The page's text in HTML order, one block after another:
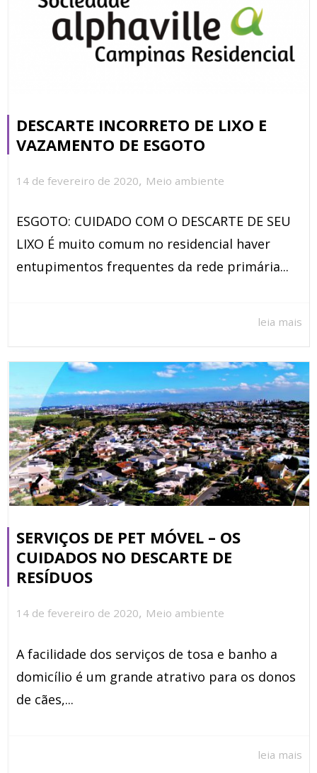
DESCARTE INCORRETO DE LIXO E
VAZAMENTO DE ESGOTO
14 de fevereiro de 2020, Meio ambiente
ESGOTO: CUIDADO COM O DESCARTE DE SEU
LIXO É muito comum no residencial haver
entupimentos frequentes da rede primária...
leia mais
SERVIÇOS DE PET MÓVEL – OS
CUIDADOS NO DESCARTE DE
RESÍDUOS
14 de fevereiro de 2020, Meio ambiente
A facilidade dos serviços de tosa e banho a
domicílio é um grande atrativo para os donos
de cães,...
leia mais